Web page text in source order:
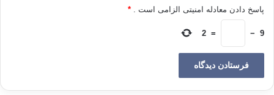
پاسخ دادن معادله امنیتی الزامی است . *
9
−
=
2